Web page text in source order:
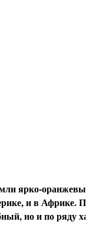
ярко-
и в Африке.
но и по ряду